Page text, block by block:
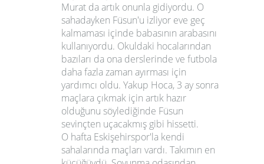
Murat da artık onunla gidiyordu. O
sahadayken Füsun'u izliyor eve geç
kalmaması içinde babasının arabasını
kullanıyordu. Okuldaki hocalarından
bazıları da ona derslerinde ve futbola
daha fazla zaman ayırması için
yardımcı oldu. Yakup Hoca, 3 ay sonra
maçlara çıkmak için artık hazır
olduğunu söylediğinde Füsun
sevinçten uçacakmış gibi hissetti.
O hafta Eskişehirspor'la kendi
sahalarında maçları vardı. Takımın en